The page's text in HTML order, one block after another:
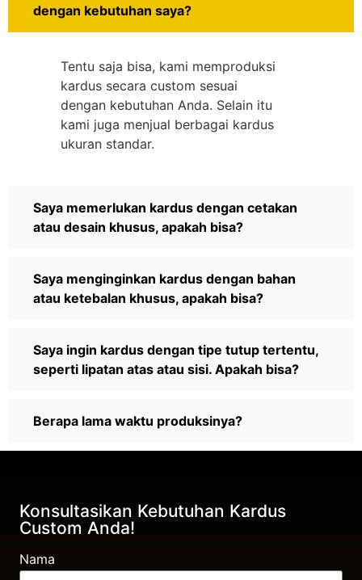
dengan kebutuhan saya?
Tentu saja bisa, kami memproduksi
kardus secara custom sesuai
dengan kebutuhan Anda. Selain itu
kami juga menjual berbagai kardus
ukuran standar.
Saya memerlukan kardus dengan cetakan
atau desain khusus, apakah bisa?
Saya menginginkan kardus dengan bahan
atau ketebalan khusus, apakah bisa?
Saya ingin kardus dengan tipe tutup tertentu,
seperti lipatan atas atau sisi. Apakah bisa?
Berapa lama waktu produksinya?
Konsultasikan Kebutuhan Kardus
Custom Anda!
Nama